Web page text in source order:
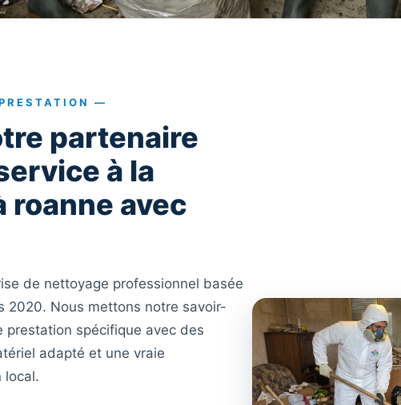
—
partenaire
à la
roanne avec
de nettoyage professionnel basée
2020. Nous mettons notre savoir-
prestation spécifique avec des
adapté et une vraie
local.